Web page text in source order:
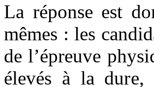
La réponse est
mêmes : les
de l’épreuve
élevés à la